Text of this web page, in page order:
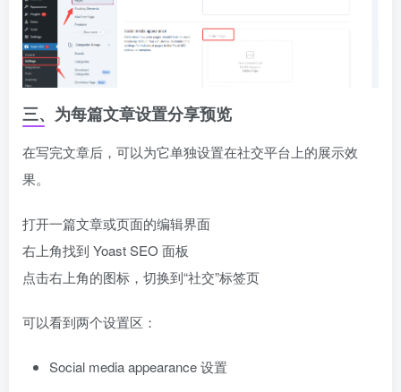
三、为每篇文章设置分享预览
在写完文章后，可以为它单独设置在社交平台上的展示效
果。
打开一篇文章或页面的编辑界面
右上角找到 Yoast SEO 面板
点击右上角的图标，切换到“社交”标签页
可以看到两个设置区：
Social media appearance 设置